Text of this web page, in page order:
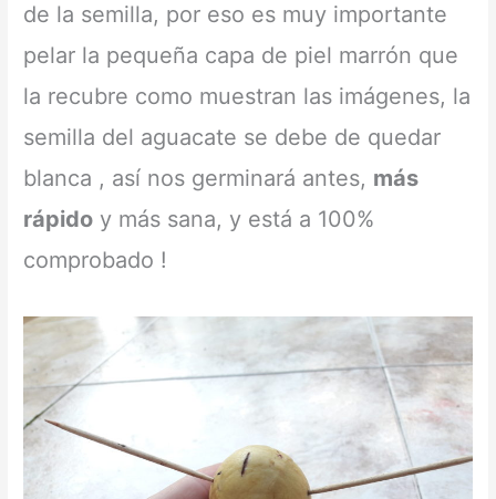
de la semilla, por eso es muy importante
pelar la pequeña capa de piel marrón que
la recubre como muestran las imágenes, la
semilla del aguacate se debe de quedar
blanca , así nos germinará antes, más
rápido y más sana, y está a 100%
comprobado !